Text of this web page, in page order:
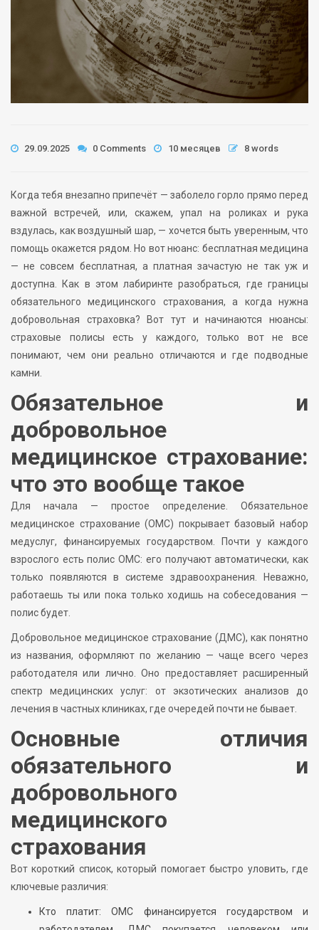
29.09.2025 0 Comments 10 месяцев 8 words
Когда тебя внезапно припечёт — заболело горло прямо перед
важной встречей, или, скажем, упал на роликах и рука
вздулась, как воздушный шар, — хочется быть уверенным, что
помощь окажется рядом. Но вот нюанс: бесплатная медицина
— не совсем бесплатная, а платная зачастую не так уж и
доступна. Как в этом лабиринте разобраться, где границы
обязательного медицинского страхования, а когда нужна
добровольная страховка? Вот тут и начинаются нюансы:
страховые полисы есть у каждого, только вот не все
понимают, чем они реально отличаются и где подводные
камни.
Обязательное и
добровольное
медицинское страхование:
что это вообще такое
Для начала — простое определение. Обязательное
медицинское страхование (ОМС) покрывает базовый набор
медуслуг, финансируемых государством. Почти у каждого
взрослого есть полис ОМС: его получают автоматически, как
только появляются в системе здравоохранения. Неважно,
работаешь ты или пока только ходишь на собеседования —
полис будет.
Добровольное медицинское страхование (ДМС), как понятно
из названия, оформляют по желанию — чаще всего через
работодателя или лично. Оно предоставляет расширенный
спектр медицинских услуг: от экзотических анализов до
лечения в частных клиниках, где очередей почти не бывает.
Основные отличия
обязательного и
добровольного
медицинского
страхования
Вот короткий список, который помогает быстро уловить, где
ключевые различия:
Кто платит: ОМС финансируется государством и